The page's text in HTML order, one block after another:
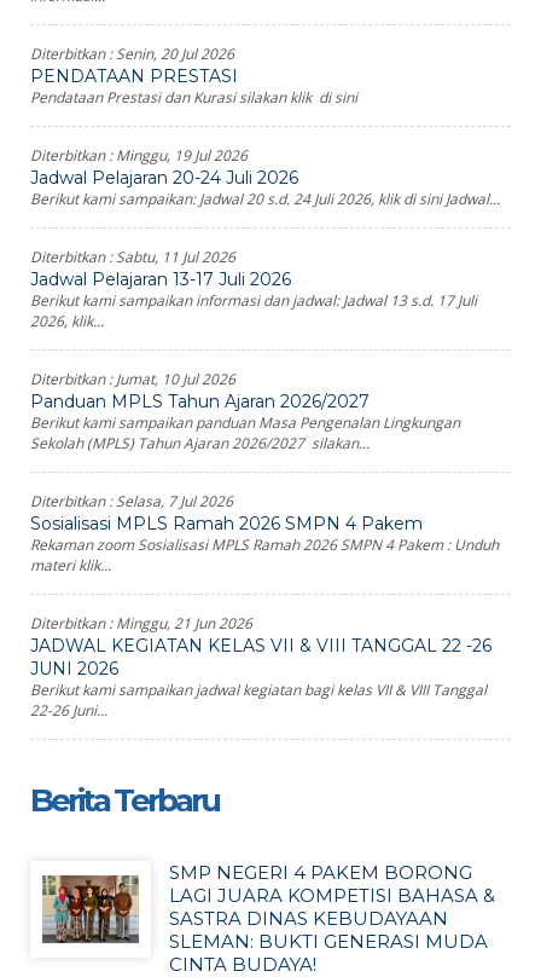
Diterbitkan :Senin, 20 Jul 2026
PENDATAAN PRESTASI
Pendataan Prestasi dan Kurasi silakan klik di sini
Diterbitkan :Minggu, 19 Jul 2026
Jadwal Pelajaran 20-24 Juli 2026
Berikut kami sampaikan: Jadwal 20 s.d. 24 Juli 2026, klik di sini Jadwal...
Diterbitkan :Sabtu, 11 Jul 2026
Jadwal Pelajaran 13-17 Juli 2026
Berikut kami sampaikan informasi dan jadwal: Jadwal 13 s.d. 17 Juli
2026, klik...
Diterbitkan :Jumat, 10 Jul 2026
Panduan MPLS Tahun Ajaran 2026/2027
Berikut kami sampaikan panduan Masa Pengenalan Lingkungan
Sekolah (MPLS) Tahun Ajaran 2026/2027 silakan...
Diterbitkan :Selasa, 7 Jul 2026
Sosialisasi MPLS Ramah 2026 SMPN 4 Pakem
Rekaman zoom Sosialisasi MPLS Ramah 2026 SMPN 4 Pakem : Unduh
materi klik...
Diterbitkan :Minggu, 21 Jun 2026
JADWAL KEGIATAN KELAS VII & VIII TANGGAL 22 -26
JUNI 2026
Berikut kami sampaikan jadwal kegiatan bagi kelas VII & VIII Tanggal
22-26 Juni...
Berita Terbaru
SMP NEGERI 4 PAKEM BORONG
LAGI JUARA KOMPETISI BAHASA &
SASTRA DINAS KEBUDAYAAN
SLEMAN: BUKTI GENERASI MUDA
CINTA BUDAYA!